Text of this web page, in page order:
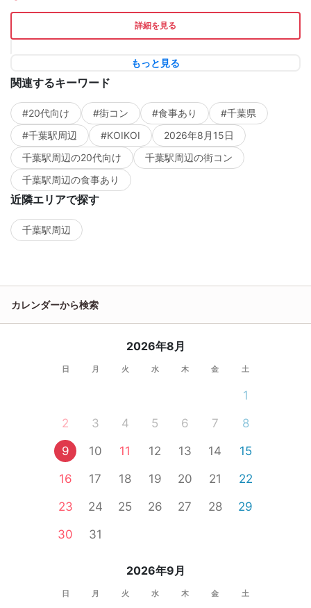
詳細を見る
もっと見る
関連するキーワード
#20代向け #街コン #食事あり
#千葉県
#千葉駅周辺
#KOIKOI
2026年8月15日
千葉駅周辺の20代向け
千葉駅周辺の街コン
千葉駅周辺の食事あり
近隣エリアで探す
千葉駅周辺
カレンダーから検索
2026年8月
日 月 火 水 木 金 土
1
2
3 4 5 6 7
8
9
10 11 12 13 14
15
16
17 18 19 20 21
22
23
24 25 26 27 28
29
30
31
2026年9月
日 月 火 水 木 金 土